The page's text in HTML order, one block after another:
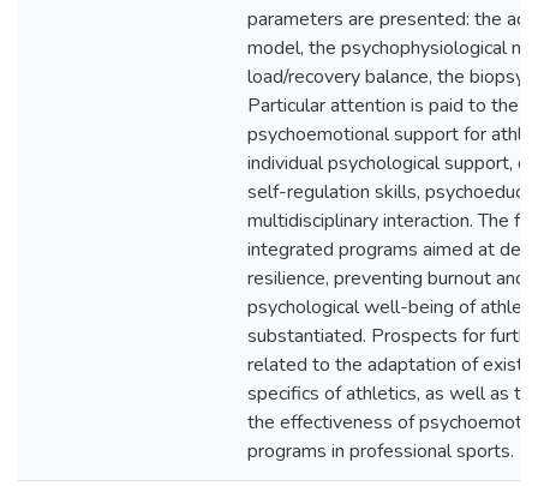
parameters are presented: the
model, the psychophysiological
load/recovery balance, the
Particular attention is paid to the
psychoemotional support for
individual psychological support,
self-regulation skills,
multidisciplinary interaction. The
integrated programs aimed at
resilience, preventing burnout and
psychological well-being of
substantiated. Prospects for
related to the adaptation of
specifics of athletics, as well as to
the effectiveness of
programs in professional sports.